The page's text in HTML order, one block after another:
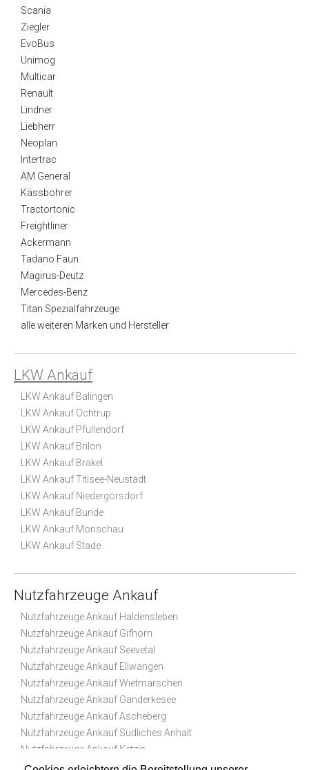
Scania
Ziegler
EvoBus
Unimog
Multicar
Renault
Lindner
Liebherr
Neoplan
Intertrac
AM General
Kässbohrer
Tractortonic
Freightliner
Ackermann
Tadano Faun
Magirus-Deutz
Mercedes-Benz
Titan Spezialfahrzeuge
alle weiteren Marken und Hersteller
LKW Ankauf
LKW Ankauf Balingen
LKW Ankauf Ochtrup
LKW Ankauf Pfullendorf
LKW Ankauf Brilon
LKW Ankauf Brakel
LKW Ankauf Titisee-Neustadt
LKW Ankauf Niedergörsdorf
LKW Ankauf Bunde
LKW Ankauf Monschau
LKW Ankauf Stade
Nutzfahrzeuge Ankauf
Nutzfahrzeuge Ankauf Haldensleben
Nutzfahrzeuge Ankauf Gifhorn
Nutzfahrzeuge Ankauf Seevetal
Nutzfahrzeuge Ankauf Ellwangen
Nutzfahrzeuge Ankauf Wietmarschen
Nutzfahrzeuge Ankauf Ganderkesee
Nutzfahrzeuge Ankauf Ascheberg
Nutzfahrzeuge Ankauf Südliches Anhalt
Nutzfahrzeuge Ankauf Ketzin
Nutzfahrzeuge Ankauf Teutschenthal